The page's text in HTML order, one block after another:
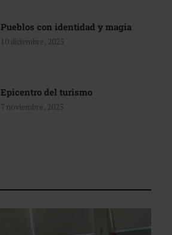
Pueblos con identidad y magia
10 diciembre, 2025
Epicentro del turismo
7 noviembre, 2025